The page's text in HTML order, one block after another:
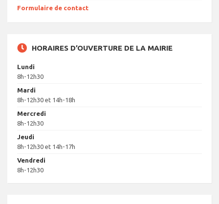
Formulaire de contact
HORAIRES D’OUVERTURE DE LA MAIRIE
Lundi
8h-12h30
Mardi
8h-12h30 et 14h-18h
Mercredi
8h-12h30
Jeudi
8h-12h30 et 14h-17h
Vendredi
8h-12h30